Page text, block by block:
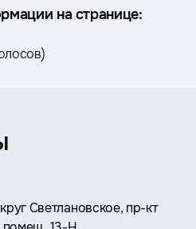
на странице:
)
Светлановское, пр-кт